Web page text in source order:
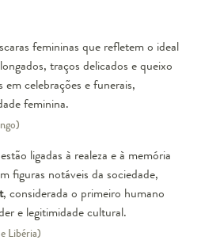
femininas que refletem o ideal
traços delicados e queixo
em celebrações e funerais,
feminina.
estão ligadas à realeza e à memória
figuras notáveis da sociedade,
, considerada o primeiro humano
e legitimidade cultural.
Libéria)